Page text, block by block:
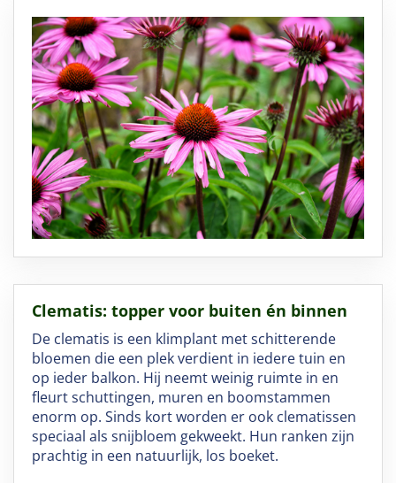
Clematis: topper voor buiten én binnen
De clematis is een klimplant met schitterende
bloemen die een plek verdient in iedere tuin en
op ieder balkon. Hij neemt weinig ruimte in en
fleurt schuttingen, muren en boomstammen
enorm op. Sinds kort worden er ook clematissen
speciaal als snijbloem gekweekt. Hun ranken zijn
prachtig in een natuurlijk, los boeket.